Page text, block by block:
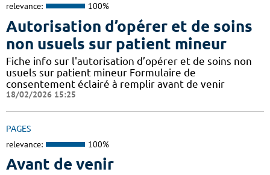
relevance: 100%
Autorisation d’opérer et de soins
non usuels sur patient mineur
Fiche info sur l'autorisation d’opérer et de soins non
usuels sur patient mineur Formulaire de
consentement éclairé à remplir avant de venir
18/02/2026 15:25
PAGES
relevance: 100%
Avant de venir